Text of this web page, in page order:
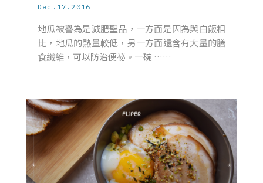
Dec.17.2016
地瓜被譽為是減肥聖品，一方面是因為與白飯相
比，地瓜的熱量較低，另一方面還含有大量的膳
食纖維，可以防治便祕。一碗 ……